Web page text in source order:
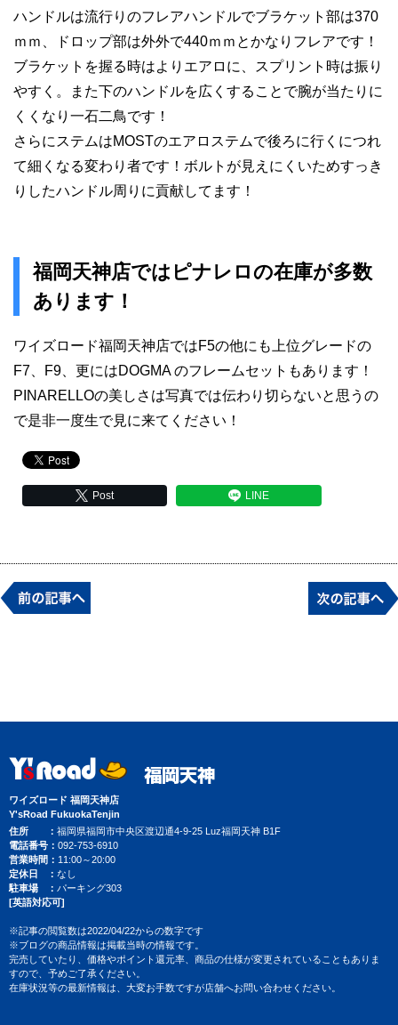
ハンドルは流行りのフレアハンドルでブラケット部は370
ｍｍ、ドロップ部は外外で440ｍｍとかなりフレアです！
ブラケットを握る時はよりエアロに、スプリント時は振り
やすく。また下のハンドルを広くすることで腕が当たりに
くくなり一石二鳥です！
さらにステムはMOSTのエアロステムで後ろに行くにつれ
て細くなる変わり者です！ボルトが見えにくいためすっき
りしたハンドル周りに貢献してます！
福岡天神店ではピナレロの在庫が多数
あります！
ワイズロード福岡天神店ではF5の他にも上位グレードの
F7、F9、更にはDOGMA のフレームセットもあります！
PINARELLOの美しさは写真では伝わり切らないと思うの
で是非一度生で見に来てください！
Post LINE
ワイズロード 福岡天神店
Y'sRoad FukuokaTenjin
住所
福岡県福岡市中央区渡辺通4-9-25 Luz福岡天神 B1F
電話番号
092-753-6910
営業時間
11:00～20:00
定休日
なし
駐車場
パーキング303
[英語対応可]
※記事の閲覧数は2022/04/22からの数字です
※ブログの商品情報は掲載当時の情報です。
完売していたり、価格やポイント還元率、商品の仕様が変更されていることもありま
すので、予めご了承ください。
在庫状況等の最新情報は、大変お手数ですが店舗へお問い合わせください。